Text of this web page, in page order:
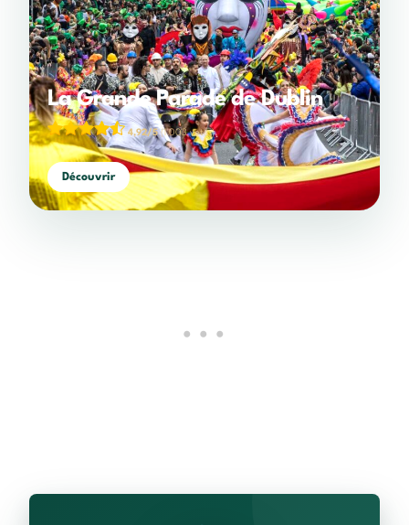
La Grande Parade de Dublin
4,92/5(1 003 votes)
Découvrir